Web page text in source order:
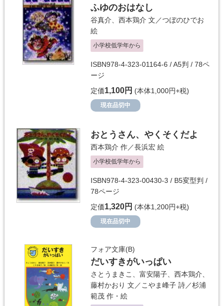
ふゆのおはなし
谷真介 西本鶏介 文／つぼのひでお
絵
小学校低学年から
ISBN978-4-323-01164-6 / A5判 / 78ペ
ージ
定価1,100円 (本体1,000円+税)
現在品切中
おとうさん、やくそくだよ
西本鶏介 作／長浜宏 絵
小学校低学年から
ISBN978-4-323-00430-3 / B5変型判 /
78ページ
定価1,320円 (本体1,200円+税)
現在品切中
フォア文庫(B)
だいすきがいっぱい
さとうまきこ 富安陽子 西本鶏介
藤村かおり 文／ こやま峰子 詩／杉浦
範茂 作・絵